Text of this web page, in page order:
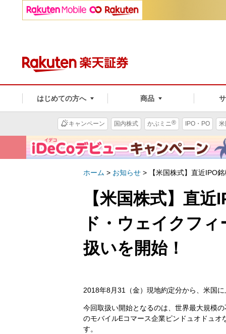
はじめての方へ 商品
キャンペーン 国内株式 かぶミニ® IPO・PO
ホーム > お知らせ > 【米国株式】直近IPO
【米国株式】直
ド・ウェイクフ
扱いを開始！
2018年8月31（金）現地約定分から、米国
今回取扱い開始となるのは、世界最大規模
のモバイルEコマース企業ピンドュオドュ
す。